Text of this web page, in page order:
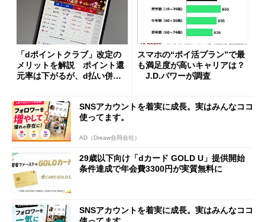
「dポイントクラブ」改定の
メリットを解説 ポイント還
元率は下がるが、d払い併用
スマホの“ポイ活プラン”で最
も満足度が高いキャリアは？
J.D.パワーが調査
SNSアカウントを着実に成長。実はみんなココ
使ってます。
AD（Dreaw合同会社）
29歳以下向け「dカード GOLD U」提供開始
条件達成で年会費3300円が実質無料に
SNSアカウントを着実に成長。実はみんなココ